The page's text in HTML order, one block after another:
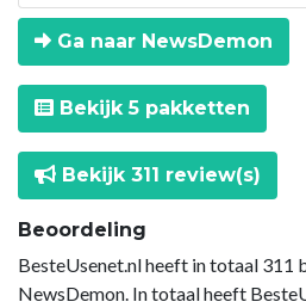
Ga naar NewsDemon
Bekijk 5 pakketten
Bekijk 311 review(s)
Beoordeling
BesteUsenet.nl heeft in totaal 311
NewsDemon. In totaal heeft